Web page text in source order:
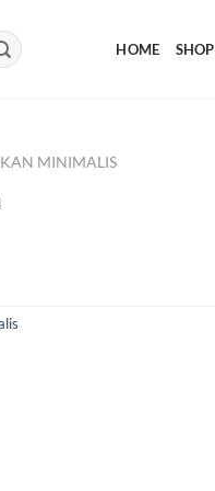
HOME SHOP
MINIMALIS